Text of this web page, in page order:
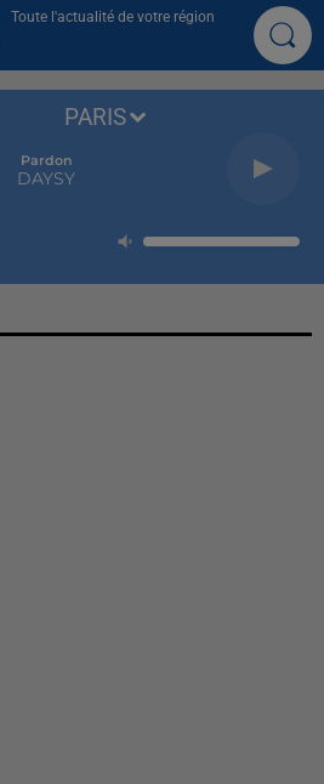
Toute l'actualité de votre région
Pardon
DAYSY
PARIS